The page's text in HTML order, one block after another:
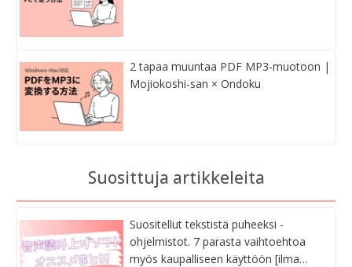
2 tapaa muuntaa PDF MP3-muotoon |
Mojiokoshi-san × Ondoku
Suosittuja artikkeleita
Suositellut tekstistä puheeksi -
ohjelmistot. 7 parasta vaihtoehtoa
myös kaupalliseen käyttöön [ilma…